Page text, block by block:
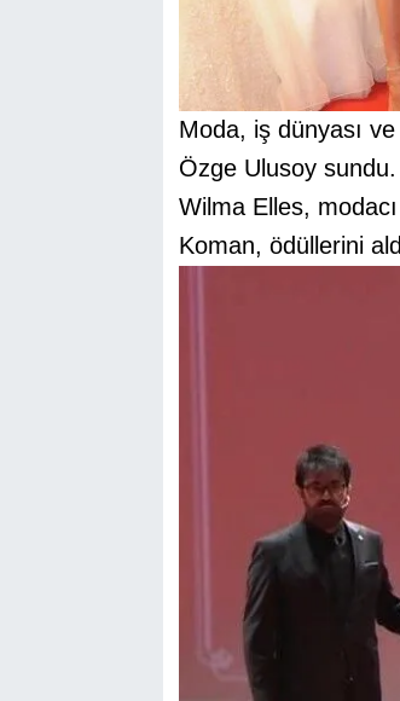
Moda, iş dünyası
Özge Ulusoy sundu.
Wilma Elles, modacı
Koman, ödüllerini